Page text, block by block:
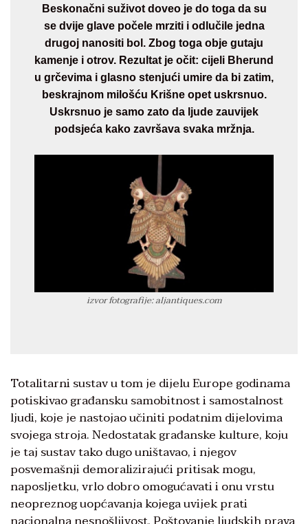
Beskonačni suživot doveo je do toga da su
se dvije glave počele mrziti i odlučile jedna
drugoj nanositi bol. Zbog toga obje gutaju
kamenje i otrov. Rezultat je očit: cijeli Bherund
u grčevima i glasno stenjući umire da bi zatim,
beskrajnom milošću Krišne opet uskrsnuo.
Uskrsnuo je samo zato da ljude zauvijek
podsjeća kako završava svaka mržnja.
izvor fotografije: aljantiques.com
Totalitarni sustav u tom je dijelu Europe godinama
potiskivao građansku samobitnost i samostalnost
ljudi, koje je nastojao učiniti podatnim dijelovima
svojega stroja. Nedostatak građanske kulture, koju
je taj sustav tako dugo uništavao, i njegov
posvemašnji demoralizirajući pritisak mogu,
naposljetku, vrlo dobro omogućavati i onu vrstu
neopreznog uopćavanja kojega uvijek prati